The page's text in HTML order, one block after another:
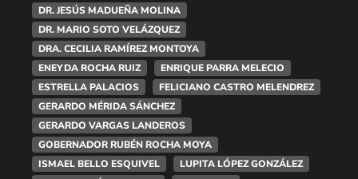
DR. JESÚS MADUEÑA MOLINA
DR. MARIO SOTO VELÁZQUEZ
DRA. CECILIA RAMÍREZ MONTOYA
ENEYDA ROCHA RUIZ
ENRIQUE PARRA MELECIO
ESTRELLA PALACIOS
FELICIANO CASTRO MELENDREZ
GERARDO MÉRIDA SÁNCHEZ
GERARDO VARGAS LANDEROS
GOBERNADOR RUBÉN ROCHA MOYA
ISMAEL BELLO ESQUIVEL
LUPITA LÓPEZ GONZÁLEZ